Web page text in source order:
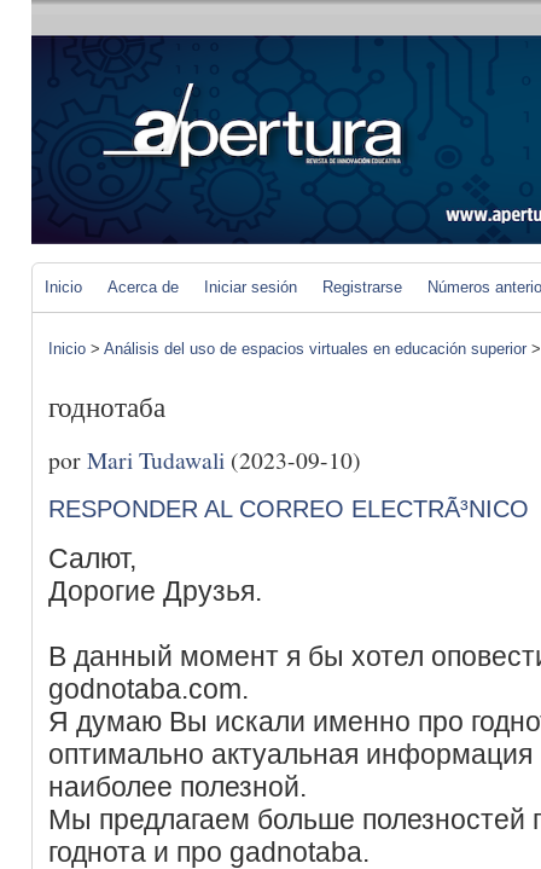
Inicio Acerca de Iniciar sesión Registrarse Números
Inicio > Análisis del uso de espacios virtuales en educación superior
годнотаба
porMari Tudawali (2023-09-10)
RESPONDER AL CORREO ELECTRÃ³NICO
Салют,
Дорогие Друзья.
В данный момент я бы хотел
godnotaba.com.
Я думаю Вы искали именно про
оптимально актуальная информация
наиболее полезной.
Мы предлагаем больше полезностей
годнота и про gadnotaba.